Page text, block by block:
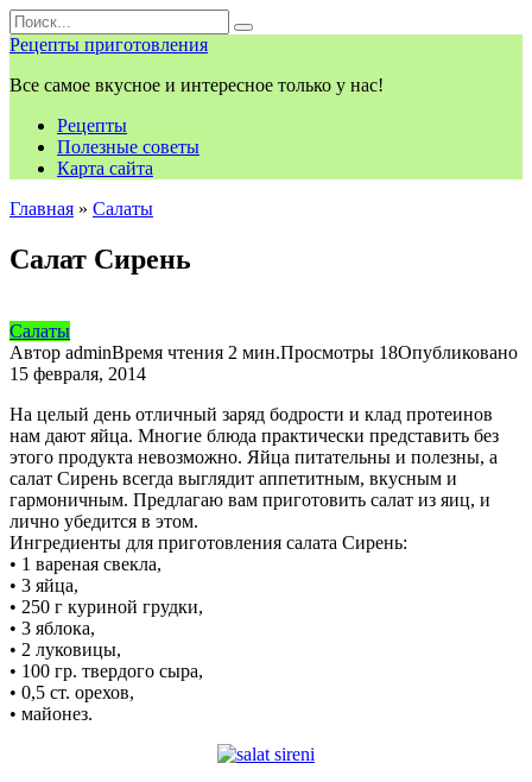
Перейти
к
контенту
Search
for:
Рецепты приготовления
Все самое вкусное и интересное только у нас!
Рецепты
Полезные советы
Карта сайта
Главная » Салаты
Салат Сирень
Салаты
Автор adminВремя чтения 2 мин.Просмотры 18Опубликовано
15 февраля, 2014
На целый день отличный заряд бодрости и клад протеинов
нам дают яйца. Многие блюда практически представить без
этого продукта невозможно. Яйца питательны и полезны, а
салат Сирень всегда выглядит аппетитным, вкусным и
гармоничным. Предлагаю вам приготовить салат из яиц, и
лично убедится в этом.
Ингредиенты для приготовления салата Сирень:
• 1 вареная свекла,
• 3 яйца,
• 250 г куриной грудки,
• 3 яблока,
• 2 луковицы,
• 100 гр. твердого сыра,
• 0,5 ст. орехов,
• майонез.